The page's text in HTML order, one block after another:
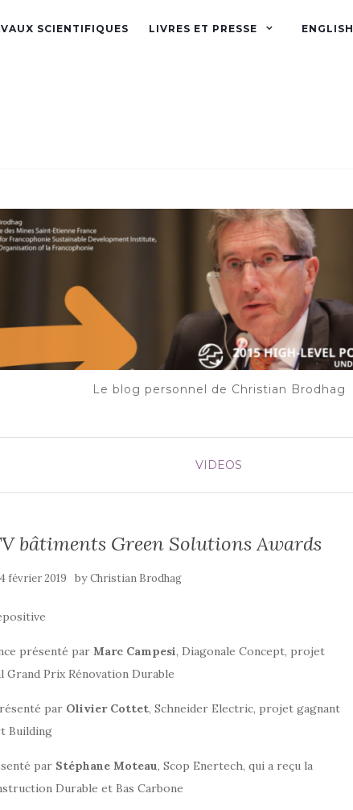
SCIENTIFIQUES LIVRES ET PRESSE ENGLISH
Le blog personnel de Christian Brodhag
VIDEOS
bâtiments Green Solutions Awards
février 2019 byChristian Brodhag
présenté par Marc Campesi, Diagonale Concept, projet
Prix Rénovation Durable
par Olivier Cottet, Schneider Electric, projet gagnant
Building
par Stéphane Moteau, Scop Enertech, qui a reçu la
Durable et Bas Carbone